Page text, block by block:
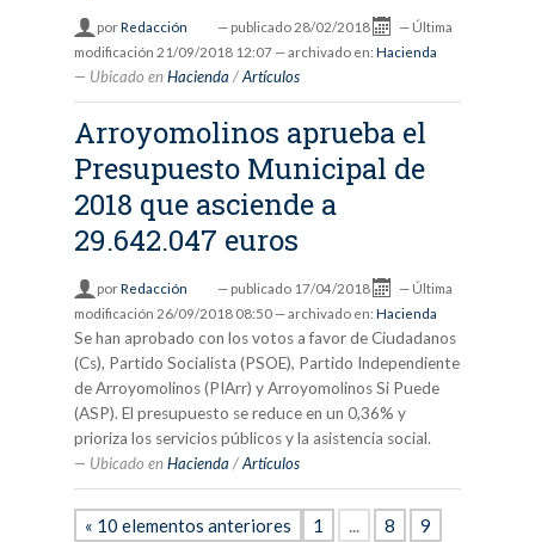
porRedacción — publicado 28/02/2018 — Última
modificación 21/09/2018 12:07 — archivado en: Hacienda
Ubicado en Hacienda /Artículos
Arroyomolinos aprueba el
Presupuesto Municipal de
2018 que asciende a
29.642.047 euros
porRedacción — publicado 17/04/2018 — Última
modificación 26/09/2018 08:50 — archivado en: Hacienda
Se han aprobado con los votos a favor de Ciudadanos
(Cs), Partido Socialista (PSOE), Partido Independiente
de Arroyomolinos (PIArr) y Arroyomolinos Si Puede
(ASP). El presupuesto se reduce en un 0,36% y
prioriza los servicios públicos y la asistencia social.
Ubicado en Hacienda /Artículos
« 10 elementos anteriores
1 ... 8
9